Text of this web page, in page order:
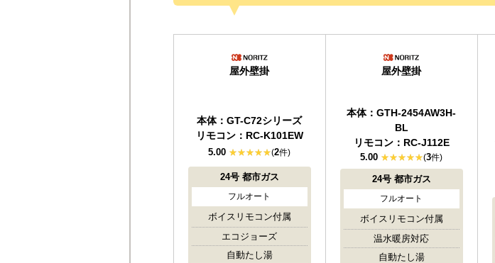
屋外壁掛
本体：GT-C72シリーズ
リモコン：RC-K101EW
5.00 (2件)
屋外壁掛
本体：GTH-2454AW3H-
BL
リモコン：RC-J112E
5.00